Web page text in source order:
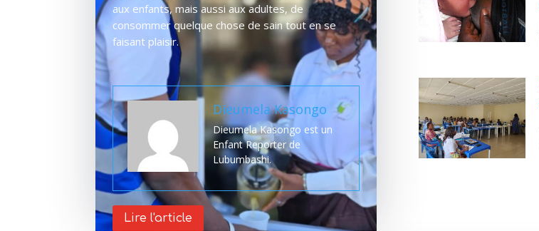
aux enfants, mais aussi aux adultes, de
consommer quelque chose de sain tout en se
faisant plaisir.
Dieumela Kasongo
Dieumela Kasongo est un
Enfant Reporter de
Lubumbashi.
Lire l'article